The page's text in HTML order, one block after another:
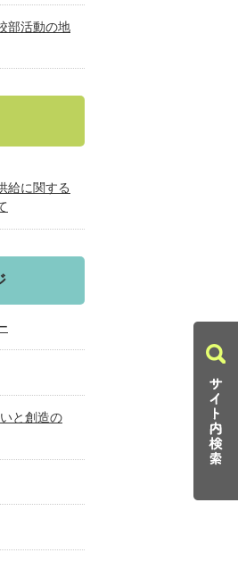
部活動の地
給に関する
と創造の